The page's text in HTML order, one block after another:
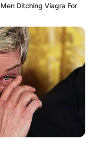
Ditching Viagra For